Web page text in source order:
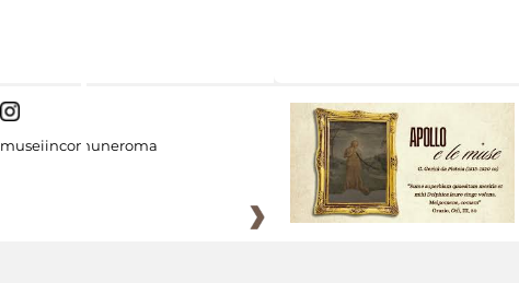
museiincomuneroma